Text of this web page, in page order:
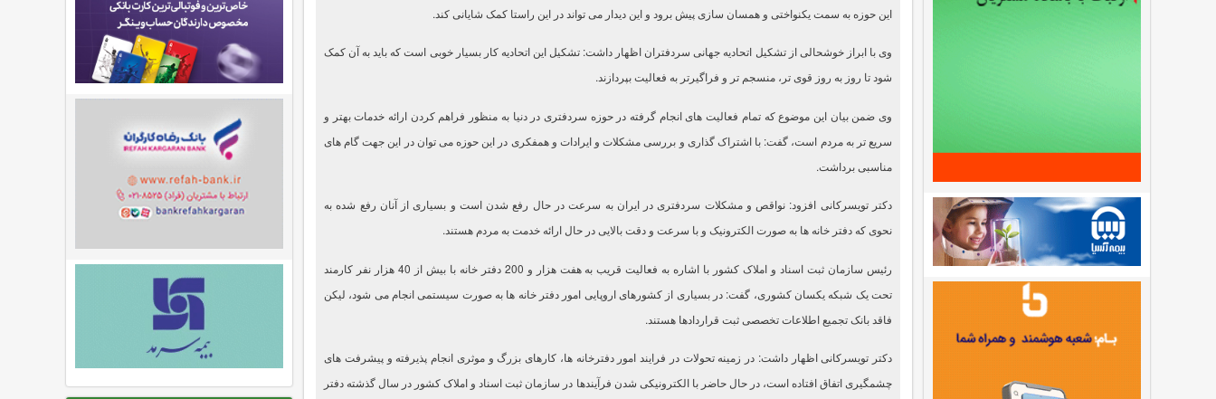
این حوزه به سمت یکنواختی و همسان سازی پیش برود و این دیدار می تواند در این راستا کمک شایانی کند.
وی با ابراز خوشحالی از تشکیل اتحادیه جهانی سردفتران اظهار داشت: تشکیل این اتحادیه کار بسیار خوبی است که باید به آن کمک
شود تا روز به روز قوی تر، منسجم تر و فراگیرتر به فعالیت بپردازند.
وی ضمن بیان این موضوع که تمام فعالیت های انجام گرفته در حوزه سردفتری در دنیا به منظور فراهم کردن ارائه خدمات بهتر و
سریع تر به مردم است، گفت: با اشتراک گذاری و بررسی مشکلات و ایرادات و همفکری در این حوزه می توان در این جهت گام های
مناسبی برداشت.
دکتر تویسرکانی افزود: نواقص و مشکلات سردفتری در ایران به سرعت در حال رفع شدن است و بسیاری از آنان رفع شده به
نحوی که دفتر خانه ها به صورت الکترونیک و با سرعت و دقت بالایی در حال ارائه خدمت به مردم هستند.
رئیس سازمان ثبت اسناد و املاک کشور با اشاره به فعالیت قریب به هفت هزار و 200 دفتر خانه با بیش از 40 هزار نفر کارمند
تحت یک شبکه یکسان کشوری، گفت: در بسیاری از کشورهای اروپایی امور دفتر خانه ها به صورت سیستمی انجام می شود، لیکن
فاقد بانک تجمیع اطلاعات تخصصی ثبت قراردادها هستند.
دکتر تویسرکانی اظهار داشت: در زمینه تحولات در فرایند امور دفترخانه ها، کارهای بزرگ و موثری انجام پذیرفته و پیشرفت های
چشمگیری اتفاق افتاده است، در حال حاضر با الکترونیکی شدن فرآیندها در سازمان ثبت اسناد و املاک کشور در سال گذشته دفتر